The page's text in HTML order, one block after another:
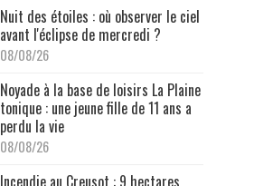
Nuit des étoiles : où observer le ciel
avant l'éclipse de mercredi ?
08/08/26
Noyade à la base de loisirs La Plaine
tonique : une jeune fille de 11 ans a
perdu la vie
08/08/26